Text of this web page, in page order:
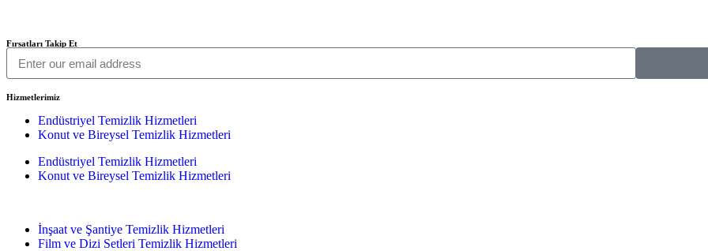
Fırsatları Takip Et
Hizmetlerimiz
Endüstriyel Temizlik Hizmetleri
Konut ve Bireysel Temizlik Hizmetleri
Endüstriyel Temizlik Hizmetleri
Konut ve Bireysel Temizlik Hizmetleri
İnşaat ve Şantiye Temizlik Hizmetleri
Film ve Dizi Setleri Temizlik Hizmetleri